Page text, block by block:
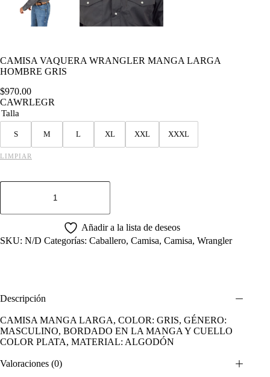
CAMISA VAQUERA WRANGLER MANGA LARGA
HOMBRE GRIS
$970.00
CAWRLEGR
Talla
S M L XL XXL XXXL
LIMPIAR
CAMISA
MANGA
HOMBRE
GRIS
Añadir a la lista de deseos
SKU: N/D Categorías: Caballero, Camisa, Camisa, Wrangler
Descripción
CAMISA MANGA LARGA, COLOR: GRIS, GÉNERO:
MASCULINO, BORDADO EN LA MANGA Y CUELLO
COLOR PLATA, MATERIAL: ALGODÓN
Valoraciones (0)